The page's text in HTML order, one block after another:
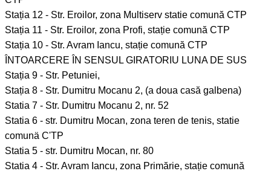
Stația 12 - Str. Eroilor, zona Multiserv statie comună CTP
Stația 11 - Str. Eroilor, zona Profi, stație comună CTP
Stația 10 - Str. Avram Iancu, stație comună CTP
ÎNTOARCERE ÎN SENSUL GIRATORIU LUNA DE SUS
Stația 9 - Str. Petuniei,
Stația 8 - Str. Dumitru Mocanu 2, (a doua casă galbena)
Statia 7 - Str. Dumitru Mocanu 2, nr. 52
Statia 6 - str. Dumitru Mocan, zona teren de tenis, statie
comunä C'TP
Statia 5 - str. Dumitru Mocan, nr. 80
Statia 4 - Str. Avram Iancu, zona Primărie, stație comună